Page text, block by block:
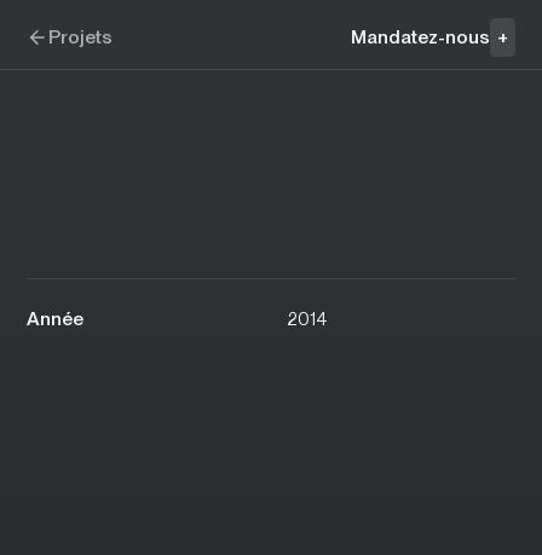
Projets Mandatez-nous +
Année 2014